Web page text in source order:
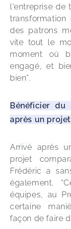
l'entreprise de
des patrons
vite tout le
moment où
engagé, et
bien”.
Bénéficier
après un
Arrivé après
projet
Frédéric a
également.
équipes, au
certaine
façon de faire